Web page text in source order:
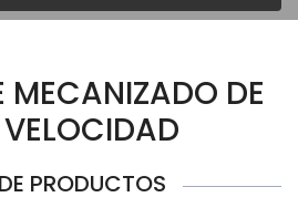
MECANIZADO DE
PRODUCTOS